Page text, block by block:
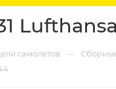
самолетов —